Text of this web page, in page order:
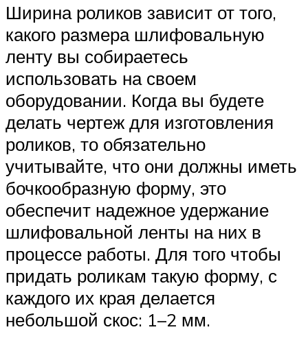
Ширина роликов зависит от того,
какого размера шлифовальную
ленту вы собираетесь
использовать на своем
оборудовании. Когда вы будете
делать чертеж для изготовления
роликов, то обязательно
учитывайте, что они должны иметь
бочкообразную форму, это
обеспечит надежное удержание
шлифовальной ленты на них в
процессе работы. Для того чтобы
придать роликам такую форму, с
каждого их края делается
небольшой скос: 1–2 мм.